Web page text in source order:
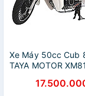
Xe Máy 50cc Cub
TAYA MOTOR